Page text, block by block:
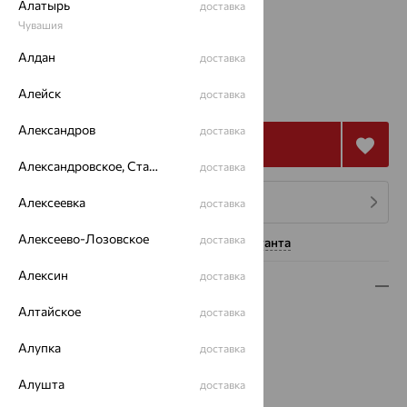
16.5
223 527 620 909₽
4 платежа по 55 882₽
Нужна помощь консультанта
Описание
Вид изделия:
Вес:
Цвет металла:
Алатырь
Чувашия
доставка
Алдан доставка
Алейск доставка
Александров доставка
Александровское, Ставропольский край доставка
Алексеевка доставка
Алексеево-Лозовское доставка
Алексин доставка
Алтайское доставка
Алупка доставка
Алушта доставка